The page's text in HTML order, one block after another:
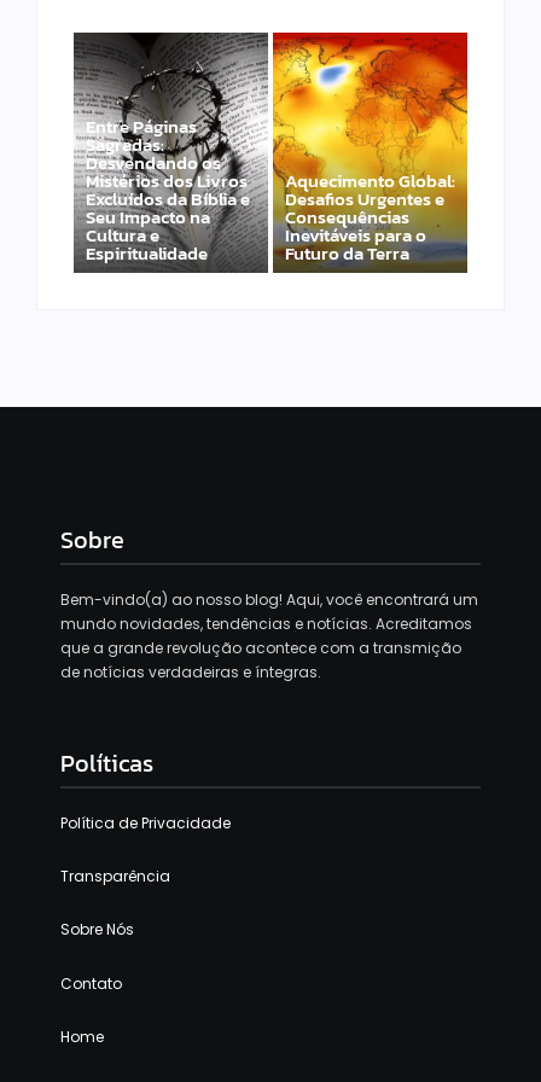
Entre Páginas
Sagradas:
Desvendando os
Mistérios dos Livros
Excluídos da Bíblia e
Seu Impacto na
Cultura e
Espiritualidade
Aquecimento Global:
Desafios Urgentes e
Consequências
Inevitáveis para o
Futuro da Terra
Sobre
Bem-vindo(a) ao nosso blog! Aqui, você encontrará um
mundo novidades, tendências e notícias. Acreditamos
que a grande revolução acontece com a transmição
de notícias verdadeiras e íntegras.
Políticas
Política de Privacidade
Transparência
Sobre Nós
Contato
Home